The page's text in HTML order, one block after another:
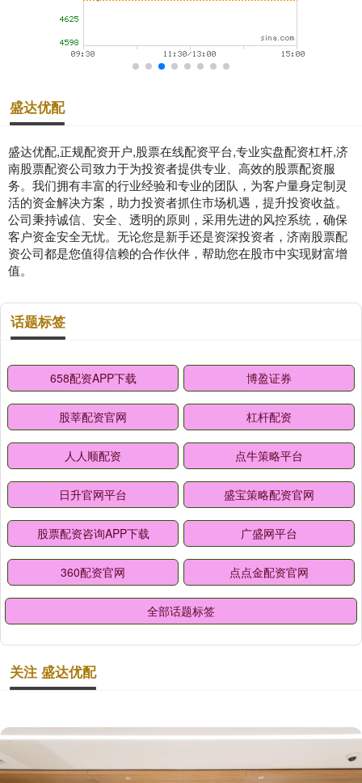
盛达优配
盛达优配,正规配资开户,股票在线配资平台,专业实盘配资杠杆,济
南股票配资公司致力于为投资者提供专业、高效的股票配资服
务。我们拥有丰富的行业经验和专业的团队，为客户量身定制灵
活的资金解决方案，助力投资者抓住市场机遇，提升投资收益。
公司秉持诚信、安全、透明的原则，采用先进的风控系统，确保
客户资金安全无忧。无论您是新手还是资深投资者，济南股票配
资公司都是您值得信赖的合作伙伴，帮助您在股市中实现财富增
值。
话题标签
658配资APP下载 博盈证券
股莘配资官网 杠杆配资
人人顺配资 点牛策略平台
日升官网平台 盛宝策略配资官网
股票配资咨询APP下载 广盛网平台
360配资官网 点点金配资官网
全部话题标签
关注 盛达优配